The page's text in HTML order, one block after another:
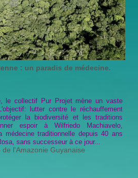
: un paradis de médecine.
le collectif Pur Projet mène un vaste
lutter contre le réchauffement
la biodiversité et les traditions
espoir à Wilfriedo Machiavelo,
médecine traditionnelle depuis 40 ans
sans successeur à ce jour...
l'Amazonie Guyanaise